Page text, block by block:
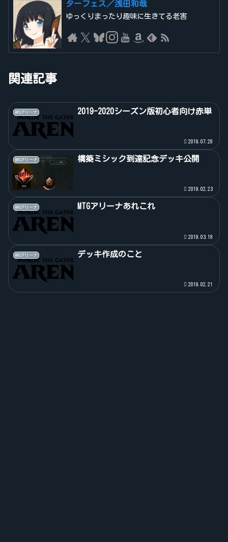
ターフェス／浅田和哉
ゆっくりまったり趣味に生きてる老害
関連記事
MTGアリーナ 2019-2020シーズン版初心者向け赤単
2019.07.28
MTGアリーナ 構築ミシック到達記念デッキ公開
2019.02.23
MTGアリーナ MTGアリーナあれこれ
2019.03.18
MTGアリーナ デッキ作成のこと
2019.02.21